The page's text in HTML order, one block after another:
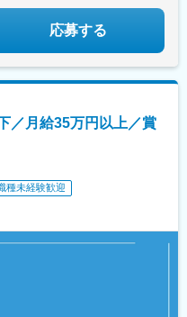
内禁煙
新井薬師前駅、港南中央駅、江
恒駅、南鹿児島駅、蔵前駅、東
業で築く安定のキャリア。
応募する
／月給35万円以上／賞
種未経験歓迎